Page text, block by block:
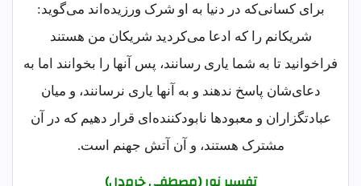
برای کسانی‌که در دنیا به او شرک ورزیده‌اند می‌گوید:
شریکانم را که ادعا می‌کردید شریکان من هستند
فراخوانید تا به شما یاری رسانند، پس آنها را بخوانند اما به
دعای‌شان پاسخ ندهند و به آنها یاری نرسانند، و میان
عبادتگزاران و معبودها نابودکننده‌ای قرار دهیم که در آن
مشترک هستند، و آن آتش جهنم است.